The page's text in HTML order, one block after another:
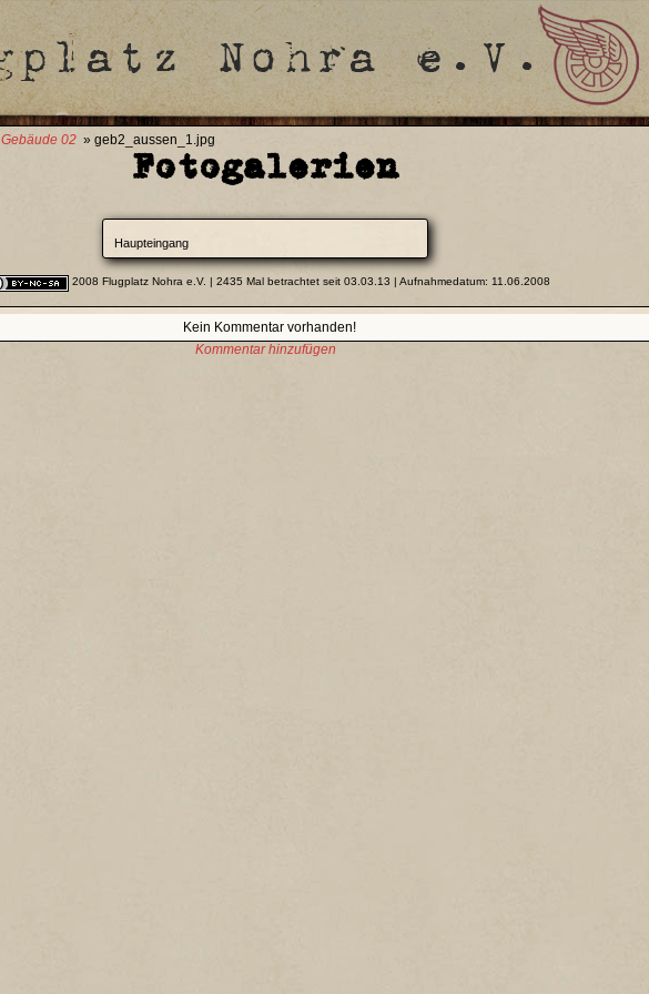
Gebäude 02 » geb2_aussen_1.jpg
Fotogalerien
Haupteingang
2008 Flugplatz Nohra e.V. | 2435 Mal betrachtet seit 03.03.13 | Aufnahmedatum: 11.06.2008
Kein Kommentar vorhanden!
Kommentar hinzufügen